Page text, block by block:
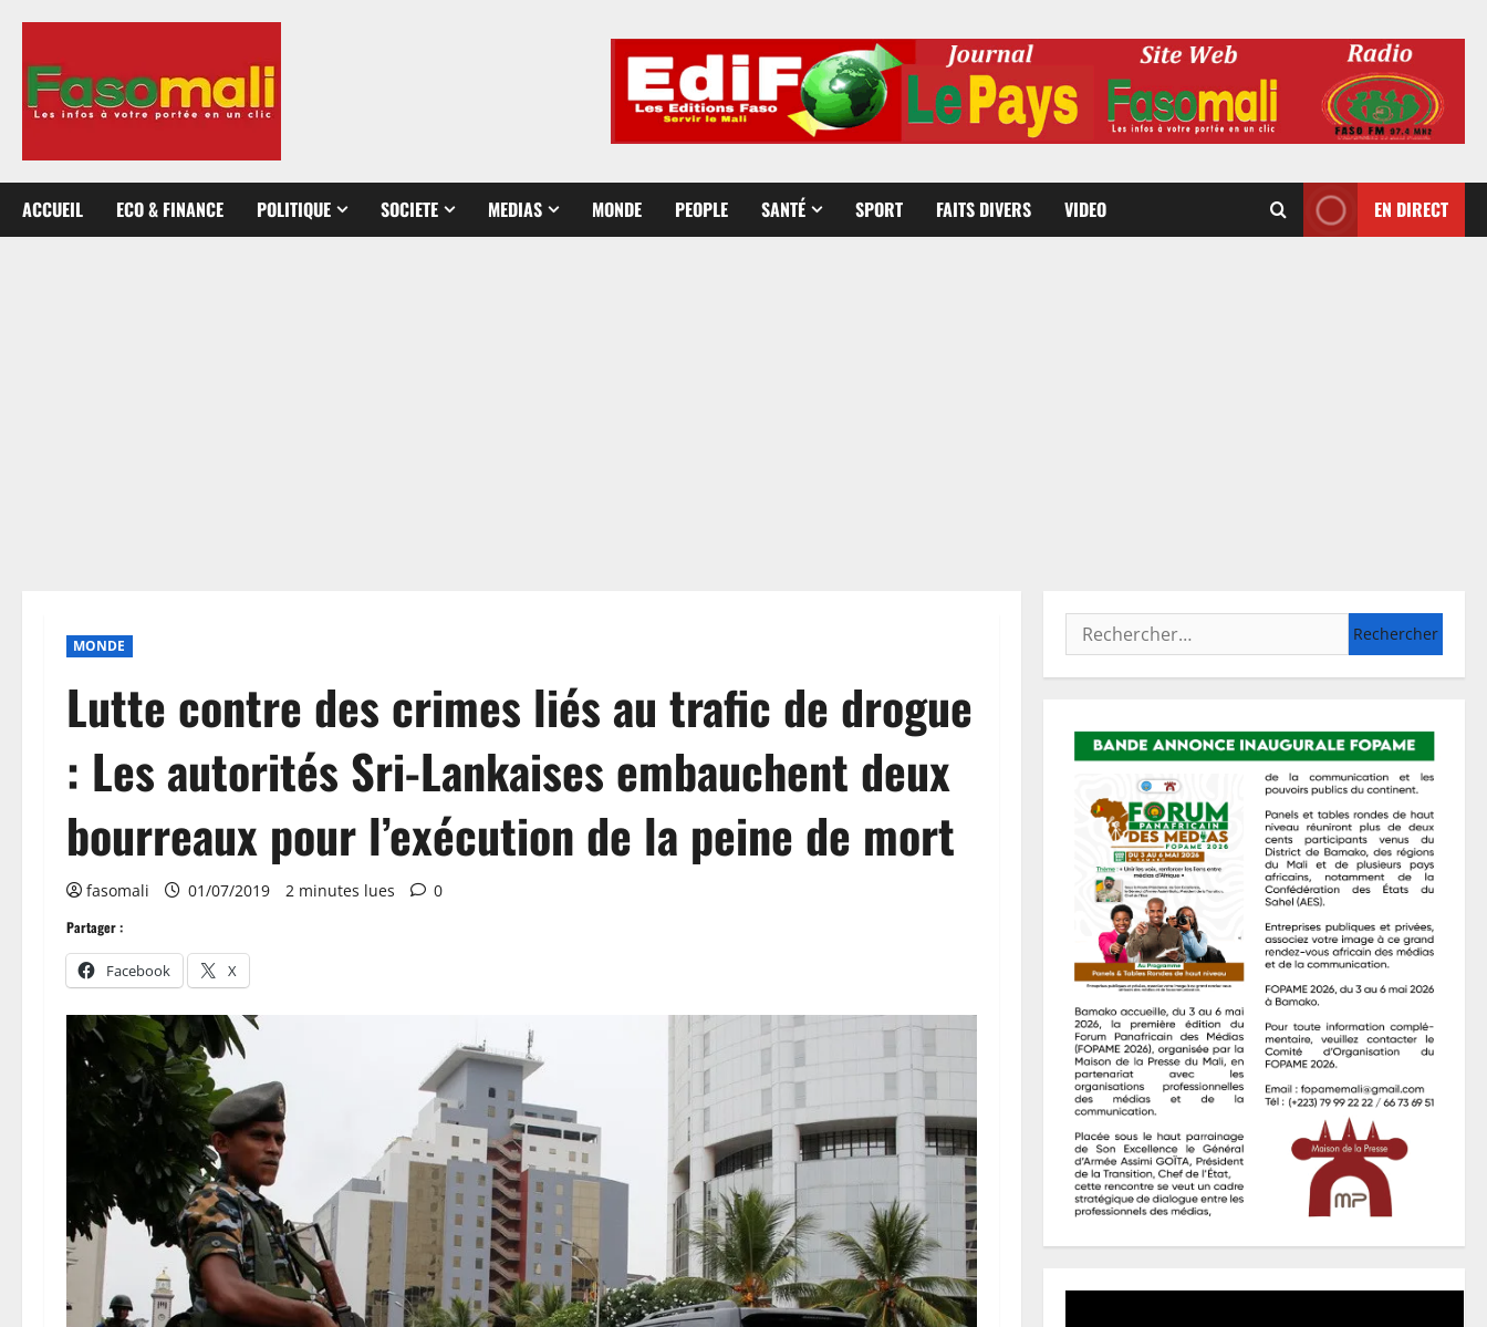
contenu
ACCUEIL ECO & FINANCE POLITIQUE SOCIETE MEDIAS MONDE PEOPLE SANTÉ SPORT FAITS DIVERS VIDEO EN DIRECT
MONDE
Lutte contre des crimes liés au trafic de drogue
: Les autorités Sri-Lankaises embauchent deux
bourreaux pour l’exécution de la peine de mort
fasomali 01/07/2019 2 minutes lues 0
Partager :
Facebook X
Rechercher :